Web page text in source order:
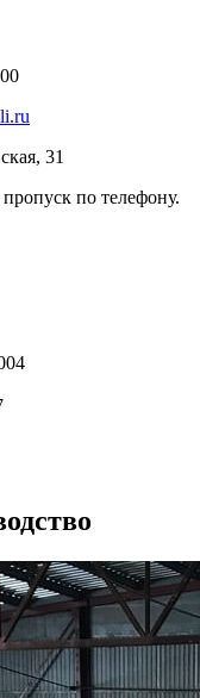
31
по телефону.